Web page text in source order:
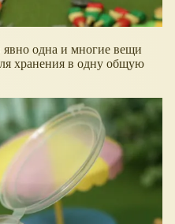
явно одна и многие вещи
хранения в одну общую